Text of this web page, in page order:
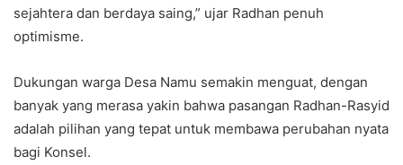
sejahtera dan berdaya saing,” ujar Radhan penuh
optimisme.
Dukungan warga Desa Namu semakin menguat, dengan
banyak yang merasa yakin bahwa pasangan Radhan-Rasyid
adalah pilihan yang tepat untuk membawa perubahan nyata
bagi Konsel.